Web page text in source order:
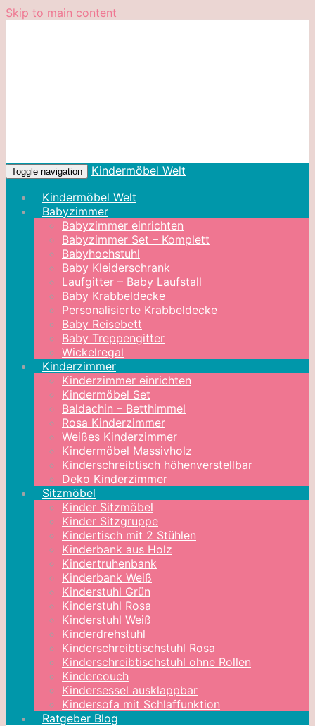
Skip to main content
Toggle navigation
Kindermöbel Welt
Kindermöbel Welt
Babyzimmer
Babyzimmer einrichten
Babyzimmer Set – Komplett
Babyhochstuhl
Baby Kleiderschrank
Laufgitter – Baby Laufstall
Baby Krabbeldecke
Personalisierte Krabbeldecke
Baby Reisebett
Baby Treppengitter
Wickelregal
Kinderzimmer
Kinderzimmer einrichten
Kindermöbel Set
Baldachin – Betthimmel
Rosa Kinderzimmer
Weißes Kinderzimmer
Kindermöbel Massivholz
Kinderschreibtisch höhenverstellbar
Deko Kinderzimmer
Sitzmöbel
Kinder Sitzmöbel
Kinder Sitzgruppe
Kindertisch mit 2 Stühlen
Kinderbank aus Holz
Kindertruhenbank
Kinderbank Weiß
Kinderstuhl Grün
Kinderstuhl Rosa
Kinderstuhl Weiß
Kinderdrehstuhl
Kinderschreibtischstuhl Rosa
Kinderschreibtischstuhl ohne Rollen
Kindercouch
Kindersessel ausklappbar
Kindersofa mit Schlaffunktion
Ratgeber Blog